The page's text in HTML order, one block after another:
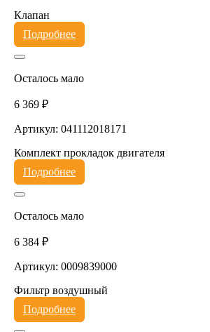
Клапан
Подробнее
Осталось мало
6 369 ₽
Артикул: 041112018171
Комплект прокладок двигателя
Подробнее
Осталось мало
6 384 ₽
Артикул: 0009839000
Фильтр воздушный
Подробнее